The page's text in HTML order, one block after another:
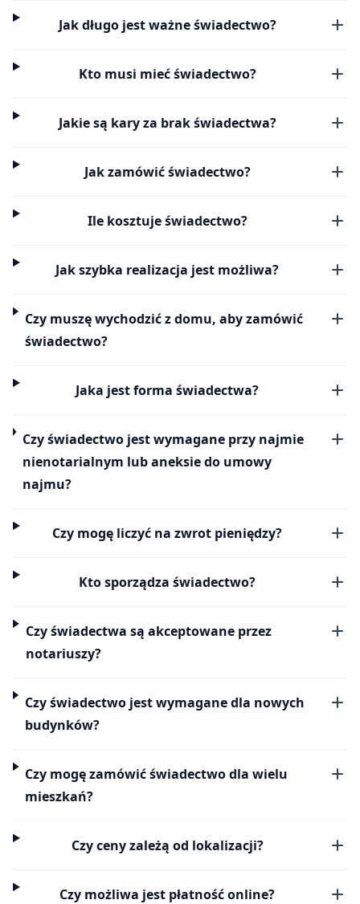
Jak długo jest ważne świadectwo?
Kto musi mieć świadectwo?
Jakie są kary za brak świadectwa?
Jak zamówić świadectwo?
Ile kosztuje świadectwo?
Jak szybka realizacja jest możliwa?
Czy muszę wychodzić z domu, aby zamówić
świadectwo?
Jaka jest forma świadectwa?
Czy świadectwo jest wymagane przy najmie
nienotarialnym lub aneksie do umowy
najmu?
Czy mogę liczyć na zwrot pieniędzy?
Kto sporządza świadectwo?
Czy świadectwa są akceptowane przez
notariuszy?
Czy świadectwo jest wymagane dla nowych
budynków?
Czy mogę zamówić świadectwo dla wielu
mieszkań?
Czy ceny zależą od lokalizacji?
Czy możliwa jest płatność online?